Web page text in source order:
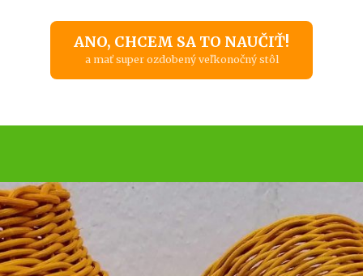
ANO, CHCEM SA TO NAUČIŤ!
a mať super ozdobený veľkonočný stôl